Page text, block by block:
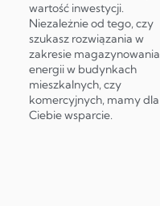
wartość inwestycji.
Niezależnie od tego, czy
szukasz rozwiązania w
zakresie magazynowania
energii w budynkach
mieszkalnych, czy
komercyjnych, mamy dla
Ciebie wsparcie.